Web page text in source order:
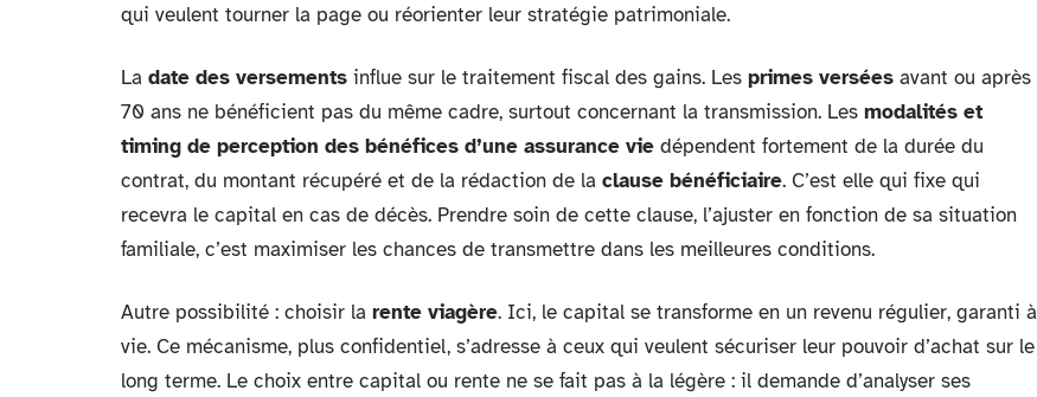
qui veulent tourner la page ou réorienter leur stratégie patrimoniale.
La date des versements influe sur le traitement fiscal des gains. Les primes versées avant ou après
70 ans ne bénéficient pas du même cadre, surtout concernant la transmission. Les modalités et
timing de perception des bénéfices d’une assurance vie dépendent fortement de la durée du
contrat, du montant récupéré et de la rédaction de la clause bénéficiaire. C’est elle qui fixe qui
recevra le capital en cas de décès. Prendre soin de cette clause, l’ajuster en fonction de sa situation
familiale, c’est maximiser les chances de transmettre dans les meilleures conditions.
Autre possibilité : choisir la rente viagère. Ici, le capital se transforme en un revenu régulier, garanti à
vie. Ce mécanisme, plus confidentiel, s’adresse à ceux qui veulent sécuriser leur pouvoir d’achat sur le
long terme. Le choix entre capital ou rente ne se fait pas à la légère : il demande d’analyser ses